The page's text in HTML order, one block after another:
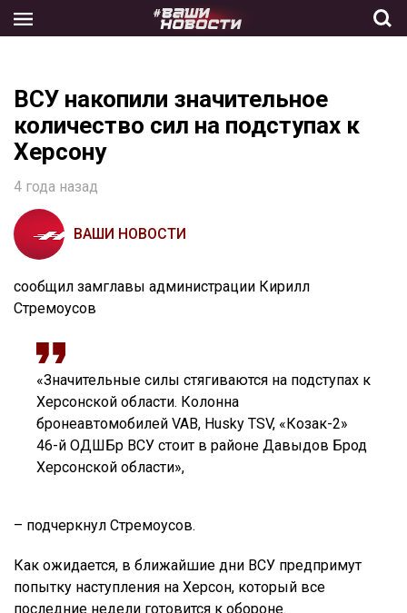
the
ВСУ накопили значительное
количество сил на подступах к
Херсону
4 года назад
ВАШИ НОВОСТИ
сообщил замглавы администрации Кирилл
Стремоусов
«Значительные силы стягиваются на подступах к
Херсонской области. Колонна
бронеавтомобилей VAB, Husky TSV, «Козак-2»
46-й ОДШБр ВСУ стоит в районе Давыдов Брод
Херсонской области»,
– подчеркнул Стремоусов.
Как ожидается, в ближайшие дни ВСУ предпримут
попытку наступления на Херсон, который все
последние недели готовится к обороне.